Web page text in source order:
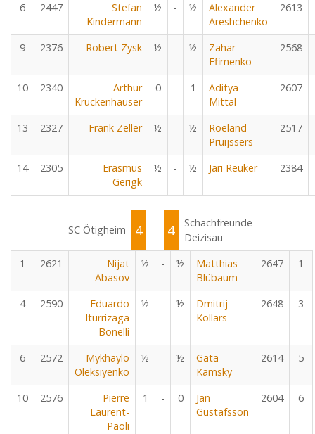
6 2447
Stefan
Kindermann
½ - ½
Alexander
Areshchenko
2613
9 2376 Robert Zysk ½ - ½
Zahar
Efimenko
2568
10 2340
Arthur
Kruckenhauser
0 - 1
Aditya
Mittal
2607
13 2327 Frank Zeller ½ - ½
Roeland
Pruijssers
2517
14 2305
Erasmus
Gerigk
½ - ½ Jari Reuker 2384
SC Ötigheim 4 - 4
Schachfreunde
Deizisau
1
2621
Nijat
Abasov
½ - ½
Matthias
Blübaum
2647 1
4 2590
Eduardo
Iturrizaga
Bonelli
½ - ½
Dmitrij
Kollars
2648 3
6 2572
Mykhaylo
Oleksiyenko
½ - ½
Gata
Kamsky
2614 5
10 2576
Pierre
Laurent-
Paoli
1 - 0
Jan
Gustafsson
2604 6